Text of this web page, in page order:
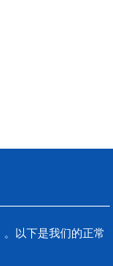
以下是我们的正常